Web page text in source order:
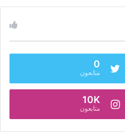
0
متابعون
10K
متابعون